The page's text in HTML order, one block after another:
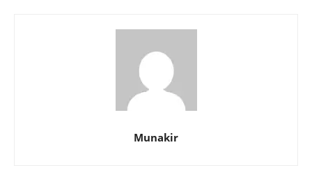
Munakir